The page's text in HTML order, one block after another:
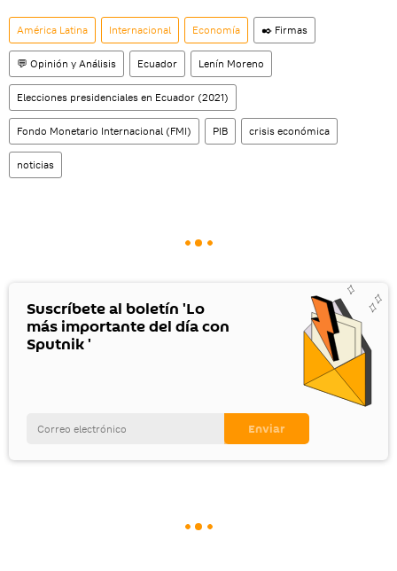
América Latina Internacional Economía ✒️ Firmas
💬 Opinión y Análisis Ecuador Lenín Moreno
Elecciones presidenciales en Ecuador (2021)
Fondo Monetario Internacional (FMI) PIB crisis económica
noticias
Suscríbete al boletín 'Lo
más importante del día con
Sputnik '